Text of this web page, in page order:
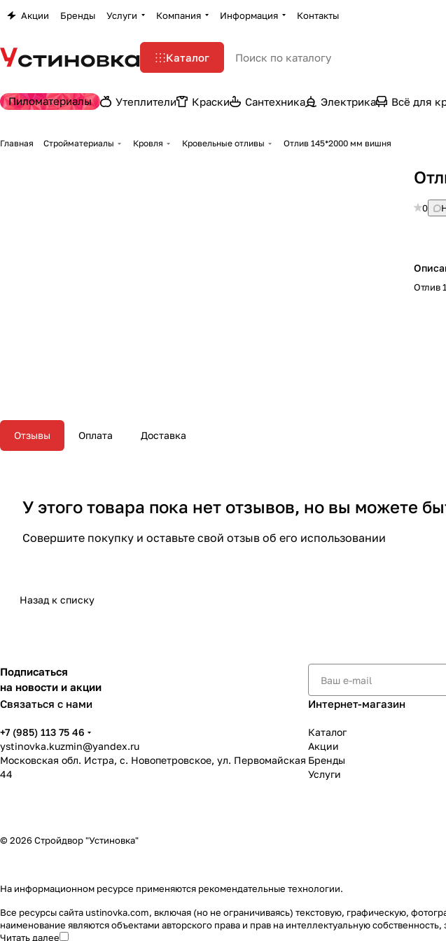
Акции Бренды Услуги Компания Информация Контакты
Каталог
Пиломатериалы Утеплители Краски Сантехника Электрика Всё для
Главная Стройматериалы Кровля Кровельные отливы Отлив 145*2000 мм вишня
0
Отлив
Отзывы Оплата Доставка
У этого товара пока нет отзывов, но вы можете
Совершите покупку и оставьте свой отзыв об его использовании
Назад к списку
Подписаться
на новости и акции
Связаться с нами
+7 (985) 113 75 46
ystinovka.kuzmin@yandex.ru
Московская обл. Истра, с. Новопетровское, ул. Первомайская
44
Интернет-магазин
Каталог
Акции
Бренды
Услуги
© 2026 Стройдвор "Устиновка"
На информационном ресурсе применяются рекомендательные технологии.
Все ресурсы сайта ustinovka.com, включая (но не ограничиваясь) текстовую, графическую,
наименование являются объектами авторского права и прав на интеллектуальную
Читать далее